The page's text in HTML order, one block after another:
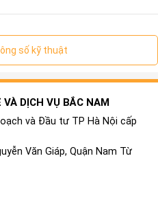
cho âm thanh trên xe thêm
ra cũng trở nên trầm ấm hơn
số kỹ thuật
DỊCH VỤ BẮC NAM
và Đầu tư TP Hà Nội cấp
Văn Giáp, Quận Nam Từ